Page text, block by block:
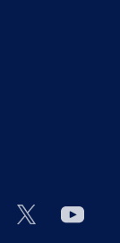
Facebook účet
X účet